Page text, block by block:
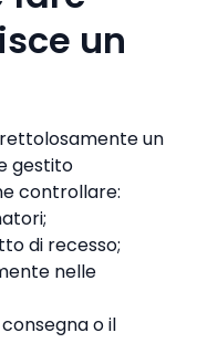
un
un
gestito
controllare:
di recesso;
nelle
o il